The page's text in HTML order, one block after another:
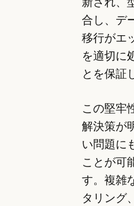
合し、デ
移行がエ
を適切に
とを保証
この堅牢
解決策が
い問題に
ことが可
す。複雑
タリング